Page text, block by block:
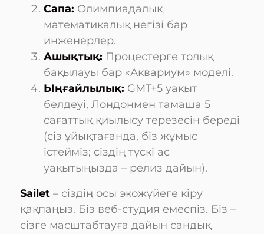
Сапа: Олимпиадалық
математикалық негізі бар
инженерлер.
Ашықтық: Процестерге толық
бақылауы бар «Аквариум» моделі.
Ыңғайлылық: GMT+5 уақыт
белдеуі, Лондонмен тамаша 5
сағаттық қиылысу терезесін береді
(сіз ұйықтағанда, біз жұмыс
істейміз; сіздің түскі ас
уақытыңызда – релиз дайын).
Sailet – сіздің осы экожүйеге кіру
қақпаңыз. Біз веб-студия емеспіз. Біз –
сізге масштабтауға дайын сандық